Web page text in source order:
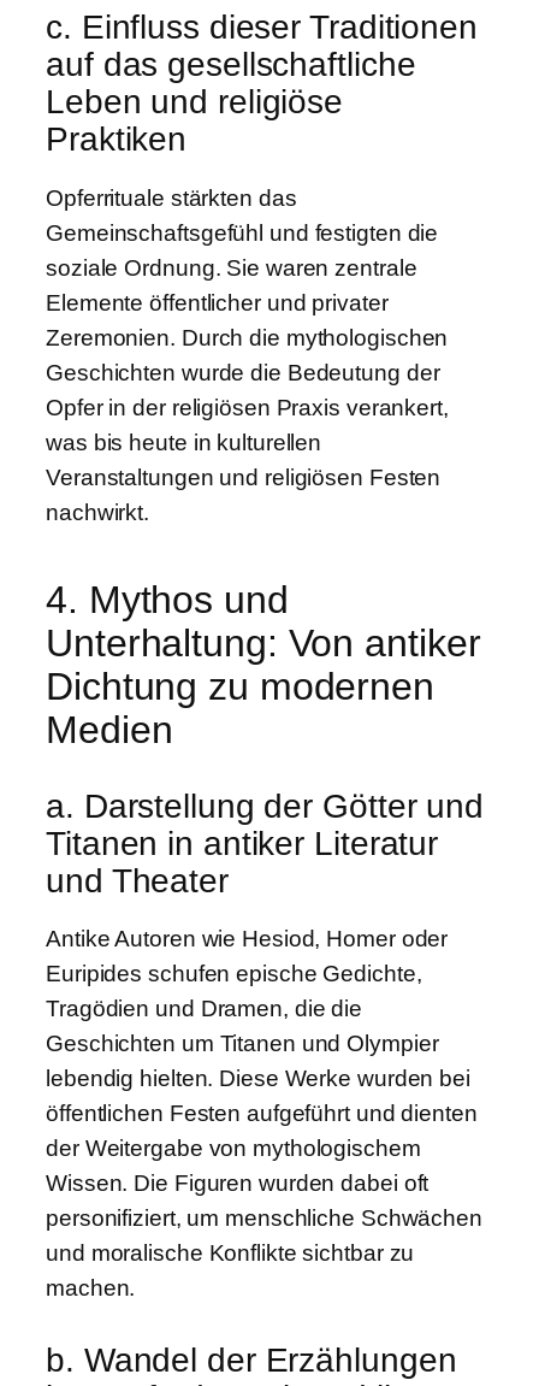
c. Einfluss dieser Traditionen
auf das gesellschaftliche
Leben und religiöse
Praktiken
Opferrituale stärkten das
Gemeinschaftsgefühl und festigten die
soziale Ordnung. Sie waren zentrale
Elemente öffentlicher und privater
Zeremonien. Durch die mythologischen
Geschichten wurde die Bedeutung der
Opfer in der religiösen Praxis verankert,
was bis heute in kulturellen
Veranstaltungen und religiösen Festen
nachwirkt.
4. Mythos und
Unterhaltung: Von antiker
Dichtung zu modernen
Medien
a. Darstellung der Götter und
Titanen in antiker Literatur
und Theater
Antike Autoren wie Hesiod, Homer oder
Euripides schufen epische Gedichte,
Tragödien und Dramen, die die
Geschichten um Titanen und Olympier
lebendig hielten. Diese Werke wurden bei
öffentlichen Festen aufgeführt und dienten
der Weitergabe von mythologischem
Wissen. Die Figuren wurden dabei oft
personifiziert, um menschliche Schwächen
und moralische Konflikte sichtbar zu
machen.
b. Wandel der Erzählungen